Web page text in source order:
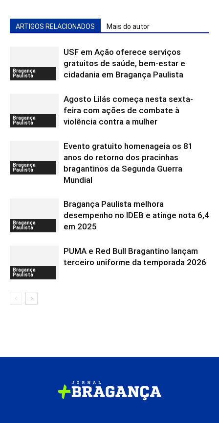
ARTIGOS RELACIONADOS Mais do autor
Bragança
Paulista
USF em Ação oferece serviços
gratuitos de saúde, bem-estar e
cidadania em Bragança Paulista
Bragança
Paulista
Agosto Lilás começa nesta sexta-
feira com ações de combate à
violência contra a mulher
Bragança
Paulista
Evento gratuito homenageia os 81
anos do retorno dos pracinhas
bragantinos da Segunda Guerra
Mundial
Bragança
Paulista
Bragança Paulista melhora
desempenho no IDEB e atinge nota 6,4
em 2025
Bragança
Paulista
PUMA e Red Bull Bragantino lançam
terceiro uniforme da temporada 2026